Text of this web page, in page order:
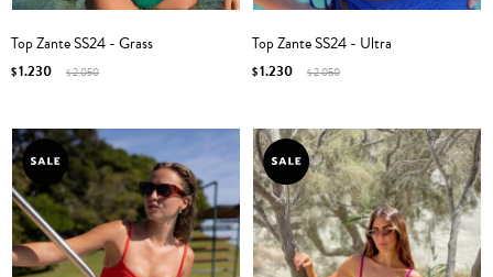
Top Zante SS24 - Grass
$1.230 $2.050
Top Zante SS24 - Ultra
$1.230 $2.050